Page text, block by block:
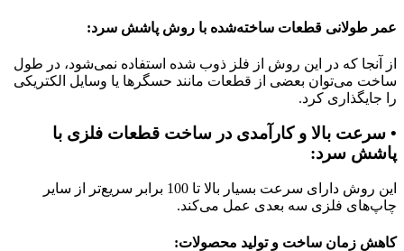
عمر طولانی قطعات ساخته‌شده با روش پاشش سرد:
از آنجا که در این روش از فلز ذوب شده استفاده نمی‌شود، در طول
ساخت می‌توان بعضی از قطعات مانند حسگرها یا وسایل الکتریکی
را جایگذاری کرد.
• سرعت بالا و کارآمدی در ساخت قطعات فلزی با
پاشش سرد:
این روش دارای سرعت بسیار بالا تا 100 برابر سریع‌تر از سایر
چاپ‌های فلزی سه بعدی عمل می‌کند.
کاهش زمان ساخت و تولید محصولات: